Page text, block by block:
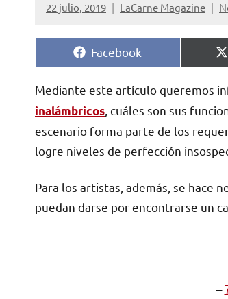
22 julio, 2019 LaCarne Magazine
Compartir
en
Facebook
Mediante este artículo queremos
inalámbricos , cuáles son sus
escenario forma parte de los
logre niveles de perfección
Para los artistas, además, se hace
puedan darse por encontrarse un
–